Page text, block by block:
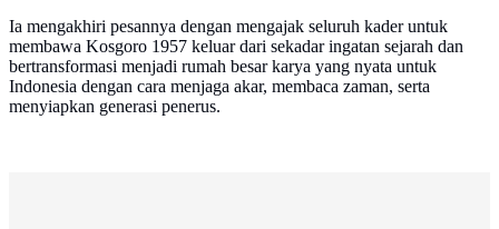
Ia mengakhiri pesannya dengan mengajak seluruh kader untuk
membawa Kosgoro 1957 keluar dari sekadar ingatan sejarah dan
bertransformasi menjadi rumah besar karya yang nyata untuk
Indonesia dengan cara menjaga akar, membaca zaman, serta
menyiapkan generasi penerus.